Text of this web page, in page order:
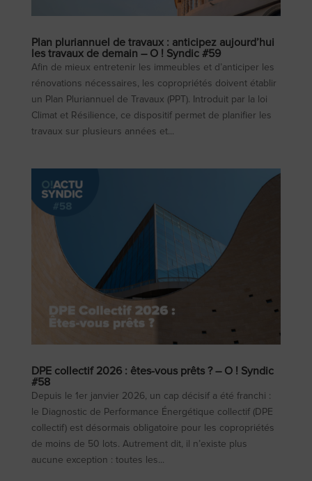
Plan pluriannuel de travaux : anticipez aujourd’hui
les travaux de demain – O ! Syndic #59
Afin de mieux entretenir les immeubles et d’anticiper les
rénovations nécessaires, les copropriétés doivent établir
un Plan Pluriannuel de Travaux (PPT). Introduit par la loi
Climat et Résilience, ce dispositif permet de planifier les
travaux sur plusieurs années et...
DPE collectif 2026 : êtes-vous prêts ? – O ! Syndic
#58
Depuis le 1er janvier 2026, un cap décisif a été franchi :
le Diagnostic de Performance Énergétique collectif (DPE
collectif) est désormais obligatoire pour les copropriétés
de moins de 50 lots. Autrement dit, il n’existe plus
aucune exception : toutes les...